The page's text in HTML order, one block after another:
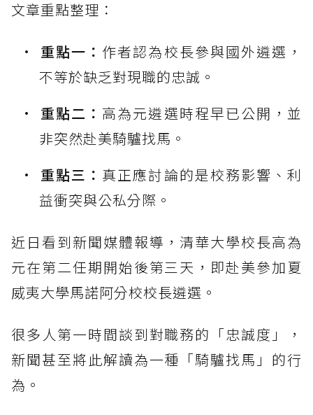
文章重點整理：
重點一： 作者認為校長參與國外遴選，
不等於缺乏對現職的忠誠。
重點二： 高為元遴選時程早已公開，並
非突然赴美騎驢找馬。
重點三： 真正應討論的是校務影響、利
益衝突與公私分際。
近日看到新聞媒體報導，清華大學校長高為
元在第二任期開始後第三天，即赴美參加夏
威夷大學馬諾阿分校校長遴選。
很多人第一時間談到對職務的「忠誠度」，
新聞甚至將此解讀為一種「騎驢找馬」的行
為。